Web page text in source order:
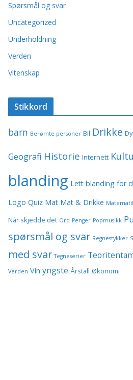
Spørsmål og svar
Uncategorized
Underholdning
Verden
Vitenskap
Stikkord
barn Berømte personer Bil Drikke
Geografi Historie Internett
blanding Lett blanding for
Logo Quiz Mat Mat & Drikke
Når skjedde det Ord Penger Popmusikk
spørsmål og svar Regnestykker
med svar Tegneserier
Verden Vin yngste Årstall Økonomi